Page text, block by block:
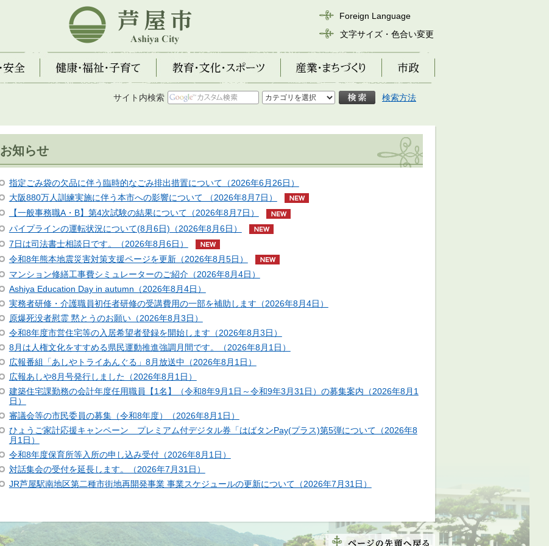
芦屋市
Foreign Language
文字サイズ・色合い変更
健康・福祉・子育て 教育・文化・スポーツ 産業・まちづくり 市政
サイト内検索 検索方法
お知らせ
指定ごみ袋の欠品に伴う臨時的なごみ排出措置について（2026年6月26日）
大阪880万人訓練実施に伴う本市への影響について （2026年8月7日）
【一般事務職A・B】第4次試験の結果について（2026年8月7日）
パイプラインの運転状況について(8月6日)（2026年8月6日）
7日は司法書士相談日です。（2026年8月6日）
令和8年熊本地震災害対策支援ページを更新（2026年8月5日）
マンション修繕工事費シミュレーターのご紹介（2026年8月4日）
Ashiya Education Day in autumn（2026年8月4日）
実務者研修・介護職員初任者研修の受講費用の一部を補助します（2026年8月4日）
原爆死没者慰霊 黙とうのお願い（2026年8月3日）
令和8年度市営住宅等の入居希望者登録を開始します（2026年8月3日）
8月は人権文化をすすめる県民運動推進強調月間です。（2026年8月1日）
広報番組「あしやトライあんぐる」8月放送中（2026年8月1日）
広報あしや8月号発行しました（2026年8月1日）
建築住宅課勤務の会計年度任用職員【1名】（令和8年9月1日～令和9年3月31日）の募集案内（2026年8月1
日）
審議会等の市民委員の募集（令和8年度）（2026年8月1日）
ひょうご家計応援キャンペーン プレミアム付デジタル券「はばタンPay(プラス)第5弾について（2026年8
月1日）
令和8年度保育所等入所の申し込み受付（2026年8月1日）
対話集会の受付を延長します。（2026年7月31日）
JR芦屋駅南地区第二種市街地再開発事業 事業スケジュールの更新について（2026年7月31日）